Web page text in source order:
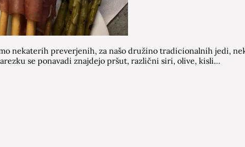
nekaterih preverjenih, za našo družino tradicionalnih jedi,
se ponavadi znajdejo pršut, različni siri, olive, kisli…